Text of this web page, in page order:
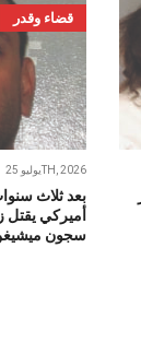
قضاء وقدر
يوليو 25TH, 2026
بعد ثلاث
أميركي يقتل
سجون